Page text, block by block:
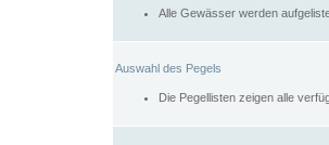
Alle Gewässer werden
Auswahl des Pegels
Die Pegellisten zeigen alle